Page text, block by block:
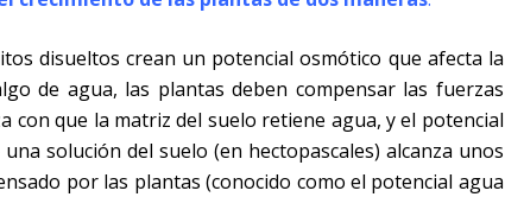
disueltos crean un potencial osmótico que afecta la
de agua, las plantas deben compensar las fuerzas
con que la matriz del suelo retiene agua, y el potencial
solución del suelo (en hectopascales) alcanza unos
por las plantas (conocido como el potencial agua